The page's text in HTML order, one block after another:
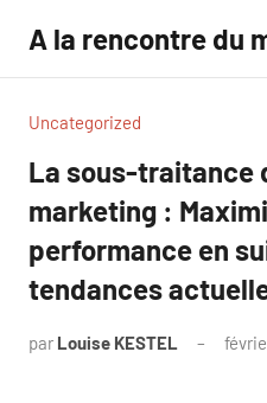
contenu
A la rencontre du
Uncategorized
La sous-traitance
marketing :
performance en
tendances
par Louise KESTEL